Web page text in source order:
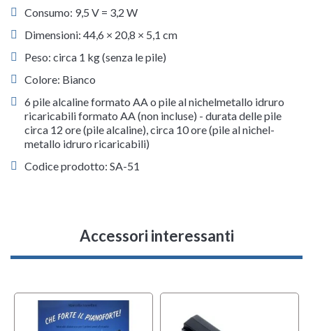
Consumo: 9,5 V = 3,2 W
Dimensioni: 44,6 × 20,8 × 5,1 cm
Peso: circa 1 kg (senza le pile)
Colore: Bianco
6 pile alcaline formato AA o pile al nichelmetallo idruro
ricaricabili formato AA (non incluse) - durata delle pile
circa 12 ore (pile alcaline), circa 10 ore (pile al nichel-
metallo idruro ricaricabili)
Codice prodotto: SA-51
Accessori interessanti